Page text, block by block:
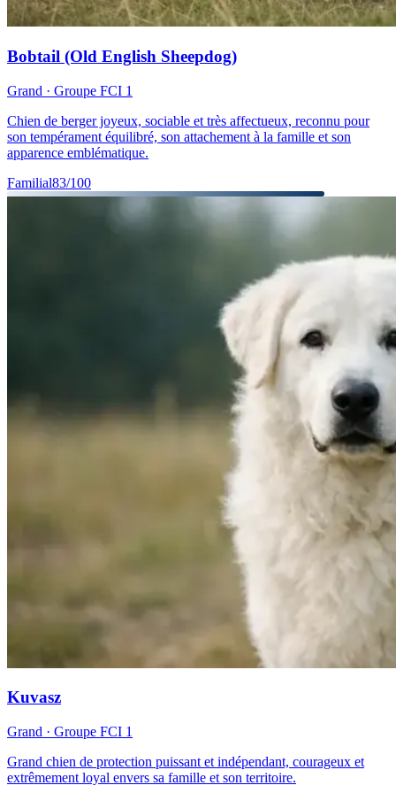
Bobtail (Old English Sheepdog)
Grand · Groupe FCI 1
Chien de berger joyeux, sociable et très affectueux, reconnu pour
son tempérament équilibré, son attachement à la famille et son
apparence emblématique.
Familial83/100
Kuvasz
Grand · Groupe FCI 1
Grand chien de protection puissant et indépendant, courageux et
extrêmement loyal envers sa famille et son territoire.